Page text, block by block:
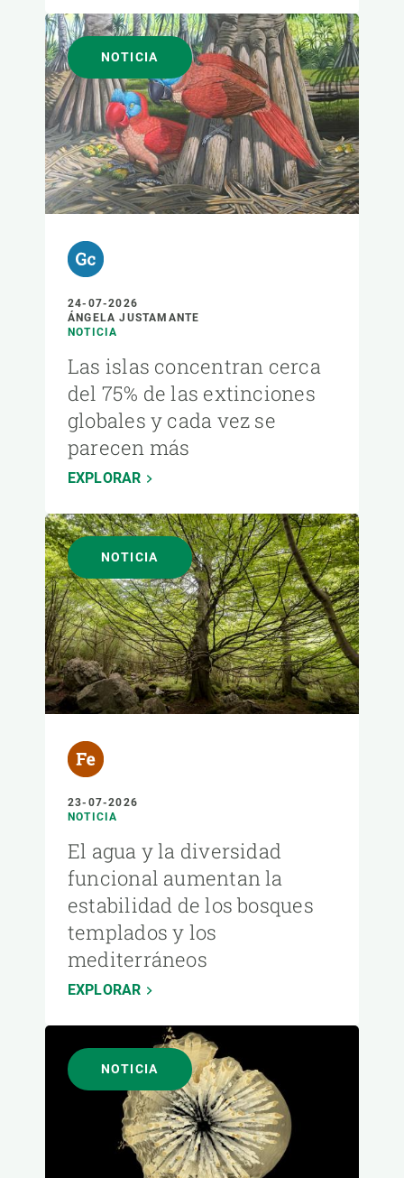
NOTICIA
24-07-2026
ÁNGELA JUSTAMANTE
NOTICIA
Las islas concentran cerca
del 75% de las extinciones
globales y cada vez se
parecen más
EXPLORAR
NOTICIA
23-07-2026
NOTICIA
El agua y la diversidad
funcional aumentan la
estabilidad de los bosques
templados y los
mediterráneos
EXPLORAR
NOTICIA